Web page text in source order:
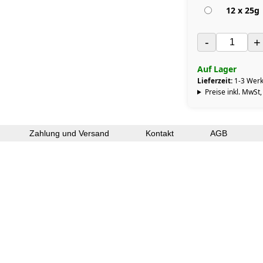
12 x 25g
- +
Auf Lager
Lieferzeit: 1-3
Preise inkl.
Zahlung und Versand Kontakt AGB